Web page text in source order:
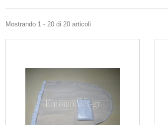
Mostrando 1 - 20 di 20 articoli